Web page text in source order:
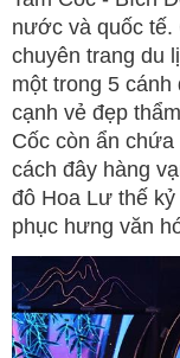
nước và quốc tế.
chuyên trang du
một trong 5 cánh
cạnh vẻ đẹp
Cốc còn ẩn
cách đây hàng
đô Hoa Lư thế
phục hưng văn